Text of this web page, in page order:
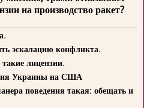
на производство ракет?
эскалацию конфликта.
лицензии.
Украины на США
поведения такая: обещать и